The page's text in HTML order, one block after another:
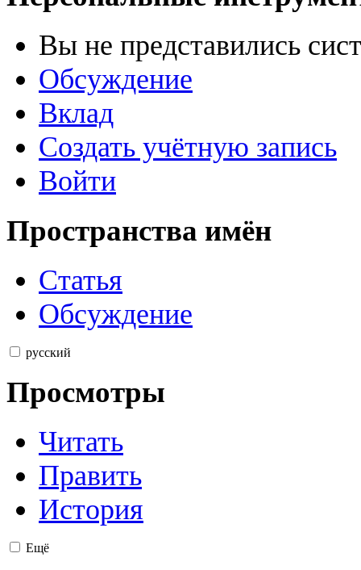
Вы не представились
Обсуждение
Вклад
Создать учётную запись
Войти
Пространства имён
Статья
Обсуждение
русский
Просмотры
Читать
Править
История
Ещё